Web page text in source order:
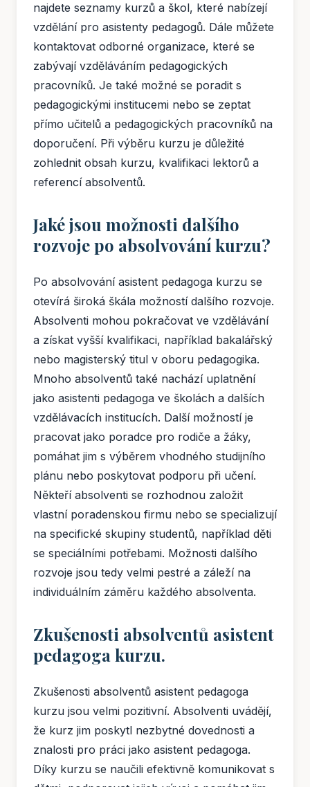
najdete seznamy kurzů a škol, které nabízejí
vzdělání pro asistenty pedagogů. Dále můžete
kontaktovat odborné organizace, které se
zabývají vzděláváním pedagogických
pracovníků. Je také možné se poradit s
pedagogickými institucemi nebo se zeptat
přímo učitelů a pedagogických pracovníků na
doporučení. Při výběru kurzu je důležité
zohlednit obsah kurzu, kvalifikaci lektorů a
referencí absolventů.
Jaké jsou možnosti dalšího
rozvoje po absolvování kurzu?
Po absolvování asistent pedagoga kurzu se
otevírá široká škála možností dalšího rozvoje.
Absolventi mohou pokračovat ve vzdělávání
a získat vyšší kvalifikaci, například bakalářský
nebo magisterský titul v oboru pedagogika.
Mnoho absolventů také nachází uplatnění
jako asistenti pedagoga ve školách a dalších
vzdělávacích institucích. Další možností je
pracovat jako poradce pro rodiče a žáky,
pomáhat jim s výběrem vhodného studijního
plánu nebo poskytovat podporu při učení.
Někteří absolventi se rozhodnou založit
vlastní poradenskou firmu nebo se specializují
na specifické skupiny studentů, například děti
se speciálními potřebami. Možnosti dalšího
rozvoje jsou tedy velmi pestré a záleží na
individuálním záměru každého absolventa.
Zkušenosti absolventů asistent
pedagoga kurzu.
Zkušenosti absolventů asistent pedagoga
kurzu jsou velmi pozitivní. Absolventi uvádějí,
že kurz jim poskytl nezbytné dovednosti a
znalosti pro práci jako asistent pedagoga.
Díky kurzu se naučili efektivně komunikovat s